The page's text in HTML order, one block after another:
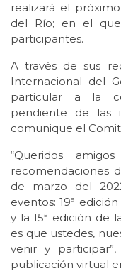
realizará el
del Río; en el
participantes.
A través de sus
Internacional del
particular a la
pendiente de las
comunique el
“Queridos
recomendaciones
de marzo del
eventos: 19ª
y la 15ª edición de
es que ustedes,
venir y
publicación virtual